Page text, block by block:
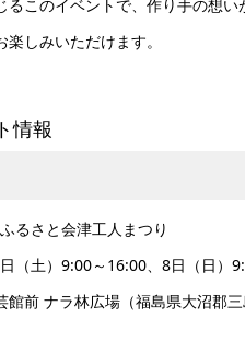
るこのイベントで、作り手の想
楽しみいただけます。
情報
るさと会津工人まつり
（土）9:00～16:00、8日（日）
前 ナラ林広場（福島県大沼郡